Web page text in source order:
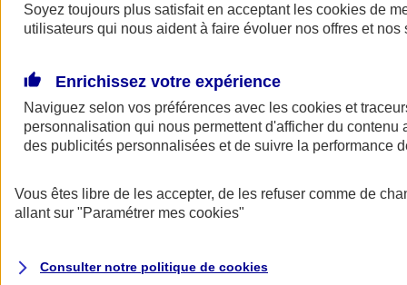
AXA Assurance
Soyez toujours plus satisfait en acceptant les cookies de
utilisateurs qui nous aident à faire évoluer nos offres et nos
Enrichissez votre expérience
Naviguez selon vos préférences avec les cookies et
personnalisation qui nous permettent d'afficher du contenu
des publicités personnalisées et de suivre la performance
Vous êtes libre de les accepter, de les refuser comme de
allant sur "Paramétrer mes cookies"
Consulter notre politique de cookies